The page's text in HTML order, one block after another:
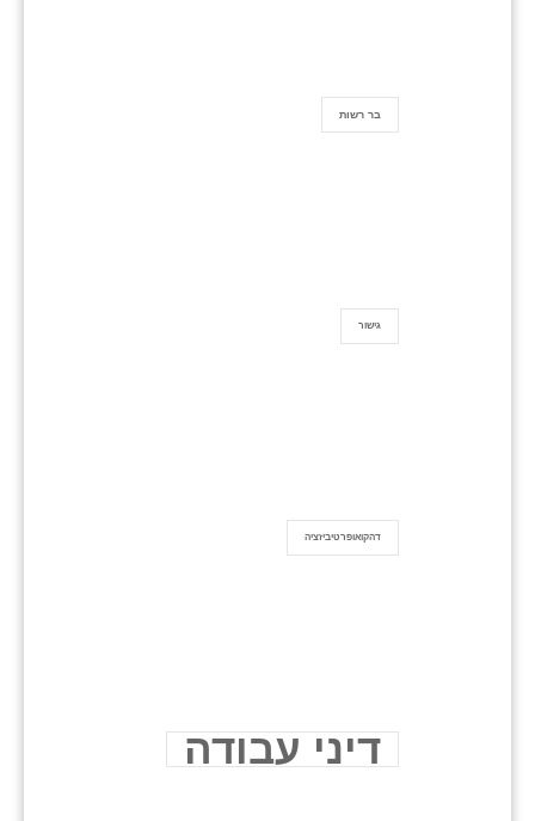
בר רשות
גישור
דהקואופרטיביזציה
דיני עבודה